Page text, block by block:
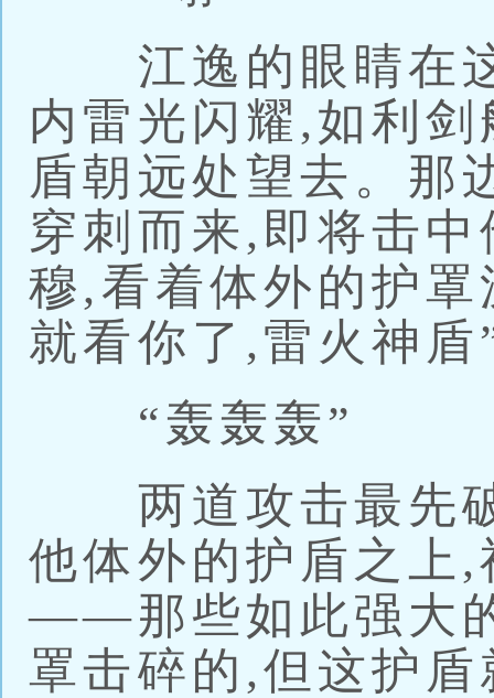
江逸的眼睛在这
内雷光闪耀,如利
盾朝远处望去。那
穿刺而来,即将击
穆,看着体外的护
就看你了,雷火神盾
“轰轰轰”
两道攻击最先破
他体外的护盾之上
——那些如此强大
罩击碎的,但这护